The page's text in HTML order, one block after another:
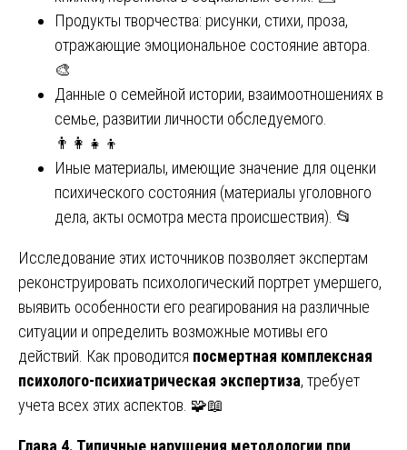
Продукты творчества: рисунки, стихи, проза,
отражающие эмоциональное состояние автора.
🎨
Данные о семейной истории, взаимоотношениях в
семье, развитии личности обследуемого.
👨‍👩‍👧‍👦
Иные материалы, имеющие значение для оценки
психического состояния (материалы уголовного
дела, акты осмотра места происшествия). 📂
Исследование этих источников позволяет экспертам
реконструировать психологический портрет умершего,
выявить особенности его реагирования на различные
ситуации и определить возможные мотивы его
действий. Как проводится посмертная комплексная
психолого-психиатрическая экспертиза, требует
учета всех этих аспектов. 🧩📖
Глава 4. Типичные нарушения методологии при